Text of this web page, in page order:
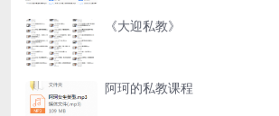
《大迎私教》
阿珂的私教课程